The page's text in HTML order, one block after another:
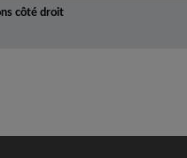
côté droit